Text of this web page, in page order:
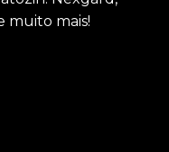
muito mais!